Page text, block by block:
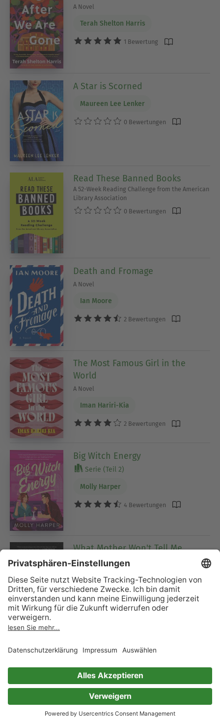
A Novel
Terah Shelton Harris
1 Bewertung
A Star is Scorned
Maureen Lee Lenker
0 Bewertungen
Read These Banned Books
A 52-Week Reading Challenge from the American
Library Association
0 Bewertungen
Death and Fromage
A Novel
Ian Moore
2 Bewertungen
The Most Famous Girl in the
World
A Novel
Iman Hariri-Kia
2 Bewertungen
Big Witch Energy
Serie (Teil 2)
Molly Harper
4 Bewertungen
What Mother Won't Tell Me
Ivar Leon Menger
9 Bewertungen
0 Bewertungen